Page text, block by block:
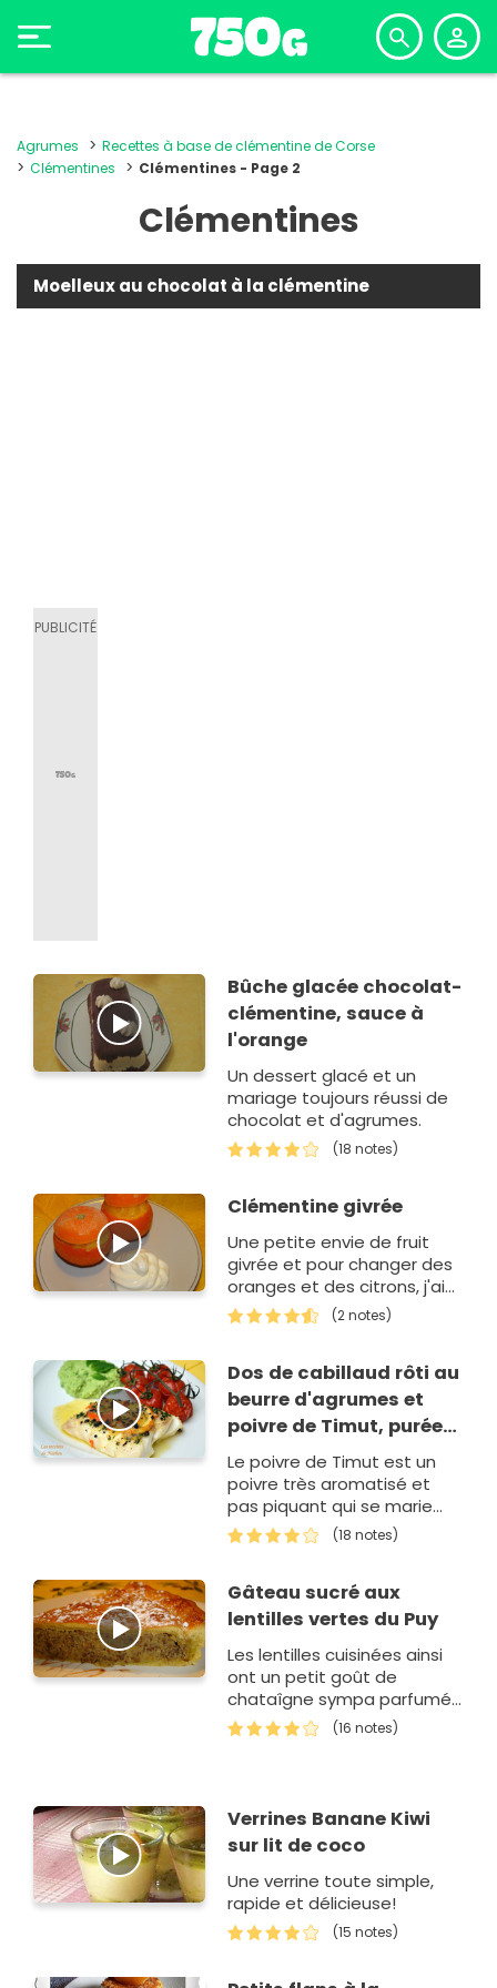
Agrumes
Recettes à base de clémentine de Corse
Clémentines
Clémentines - Page 2
Clémentines
Moelleux au chocolat à la clémentine
Bûche glacée chocolat-
clémentine, sauce à
l'orange
Un dessert glacé et un
mariage toujours réussi de
chocolat et d'agrumes.
(18 notes)
Clémentine givrée
Une petite envie de fruit
givrée et pour changer des
oranges et des citrons, j'ai
choisi les clémentines !
(2 notes)
Dos de cabillaud rôti au
beurre d'agrumes et
poivre de Timut, purée
de petits pois à la
menthe
Le poivre de Timut est un
poivre très aromatisé et
pas piquant qui se marie
très bien avec les poissons
et crustacés. Il a un parfum
(18 notes)
Gâteau sucré aux
lentilles vertes du Puy
Les lentilles cuisinées ainsi
ont un petit goût de
chataîgne sympa parfumée
à la clémentine. Associées
à la p&…
(16 notes)
Verrines Banane Kiwi
sur lit de coco
Une verrine toute simple,
rapide et délicieuse!
(15 notes)